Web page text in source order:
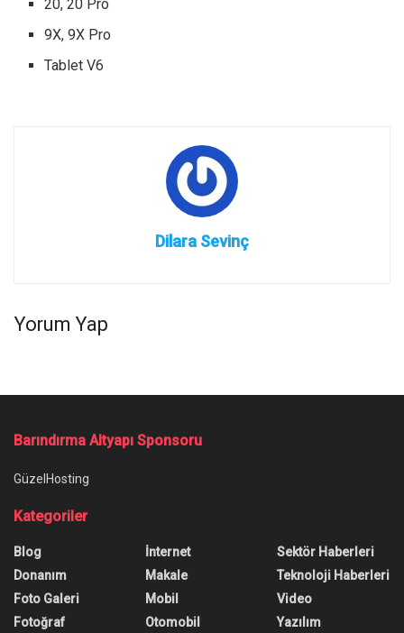
20, 20 Pro
9X, 9X Pro
Tablet V6
Dilara Sevinç
Yorum Yap
Barındırma Altyapı Sponsoru
GüzelHosting
Kategoriler
Blog
Donanım
Foto Galeri
Fotoğraf
İnternet
Makale
Mobil
Otomobil
Sektör Haberleri
Teknoloji Haberleri
Video
Yazılım